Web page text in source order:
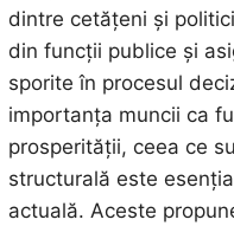
dintre cetățeni și
din funcții publice și
sporite în procesul
importanța muncii ca
prosperității, ceea ce
structurală este
actuală. Aceste